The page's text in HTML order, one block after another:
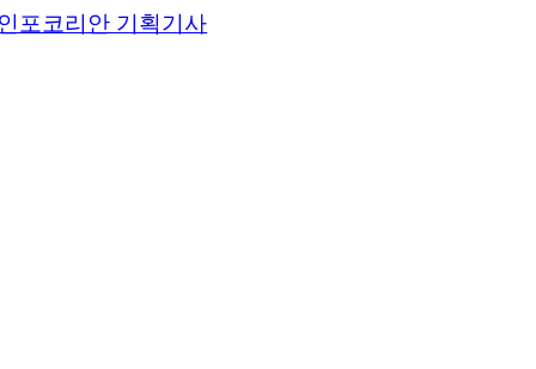
포코리안 기획기사